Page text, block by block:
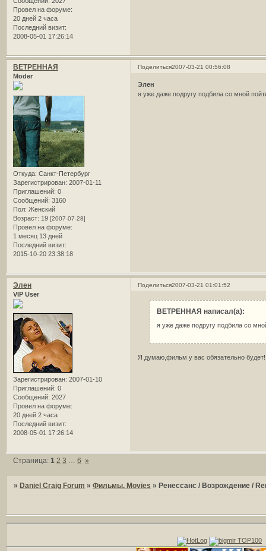
Провел на форуме:
20 дней 2 часа
Последний визит:
2008-05-01 17:26:14
Поделиться2007-03-21 00:56:08
ВЕТРЕННАЯ
Moder
Откуда: Санкт-Петербург
Зарегистрирован: 2007-01-11
Приглашений: 0
Сообщений: 3160
Пол: Женский
Возраст: 19 [2007-07-28]
Провел на форуме:
1 месяц 13 дней
Последний визит:
2015-10-20 23:38:18
Элен
я уже даже подругу подбила со мной
Поделиться2007-03-21 01:01:52
Элен
VIP User
Зарегистрирован: 2007-01-10
Приглашений: 0
Сообщений: 2027
Провел на форуме:
20 дней 2 часа
Последний визит:
2008-05-01 17:26:14
ВЕТРЕННАЯ написал(а):
я уже даже подругу подбила со
Я думаю,фильм у вас обязательно будет!
Страница:1 2 3 … 6 »
»Daniel Craig Forum »Фильмы. Movies »Ренессанс / Возрождение /